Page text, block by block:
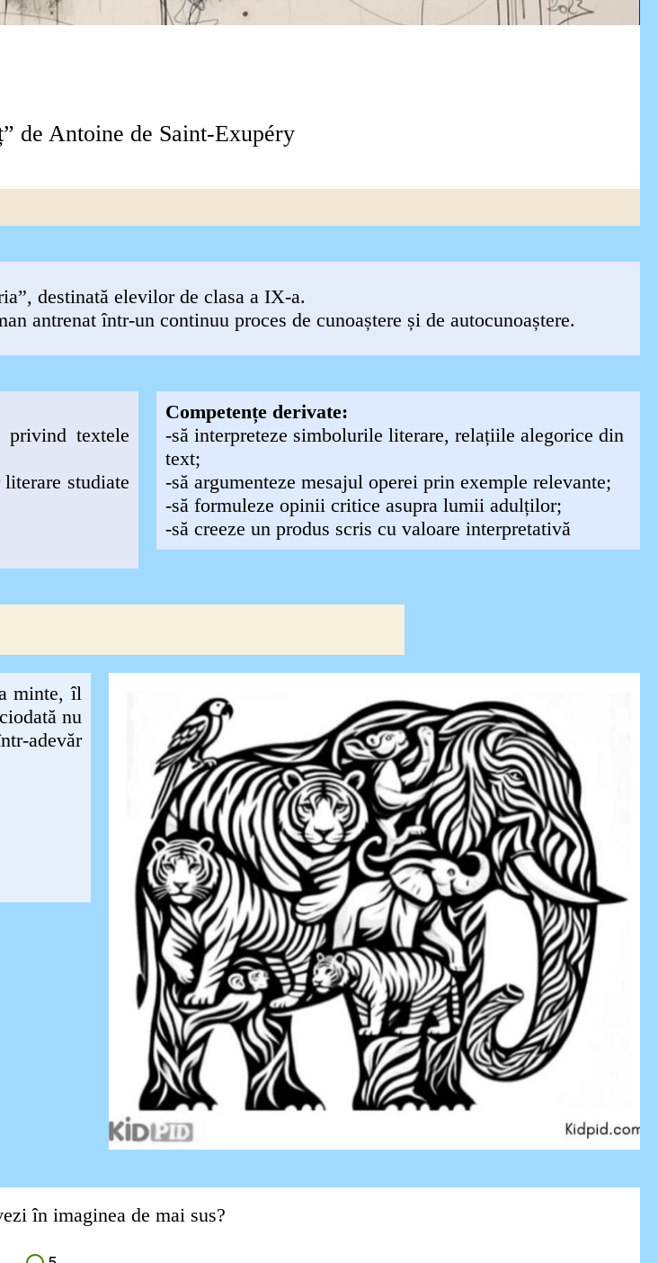
de Antoine de Saint-Exupéry
destinată elevilor de clasa a IX-a.
antrenat într-un continuu proces de cunoaștere și de autocunoaștere.
textele
studiate
Competențe derivate:
-să interpreteze simbolurile literare, relațiile alegorice din
text;
-să argumenteze mesajul operei prin exemple relevante;
-să formuleze opinii critice asupra lumii adulților;
-să creeze un produs scris cu valoare interpretativă
minte, îl
nu
adevăr
în imaginea de mai sus?